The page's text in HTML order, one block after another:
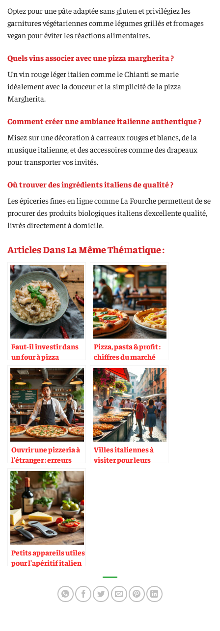
Optez pour une pâte adaptée sans gluten et privilégiez les
garnitures végétariennes comme légumes grillés et fromages
vegan pour éviter les réactions alimentaires.
Quels vins associer avec une pizza margherita ?
Un vin rouge léger italien comme le Chianti se marie
idéalement avec la douceur et la simplicité de la pizza
Margherita.
Comment créer une ambiance italienne authentique ?
Misez sur une décoration à carreaux rouges et blancs, de la
musique italienne, et des accessoires comme des drapeaux
pour transporter vos invités.
Où trouver des ingrédients italiens de qualité ?
Les épiceries fines en ligne comme La Fourche permettent de se
procurer des produits biologiques italiens d’excellente qualité,
livrés directement à domicile.
Articles Dans La Même Thématique :
Faut-il investir dans
un four à pizza
napolitain ?
Pizza, pasta & profit :
chiffres du marché
européen
Ouvrir une pizzeria à
l’étranger : erreurs
fréquentes
Villes italiennes à
visiter pour leurs
Petits appareils utiles
pour l’apéritif italien